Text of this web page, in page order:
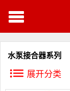
水泵接合器系列
展开分类